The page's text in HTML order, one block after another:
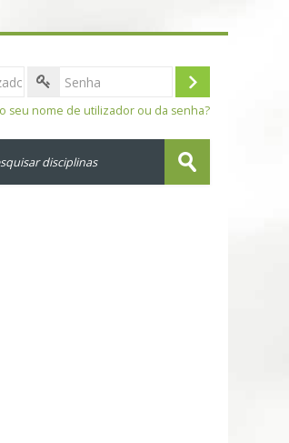
Entrar
seu nome de utilizador ou da senha?
Submeter